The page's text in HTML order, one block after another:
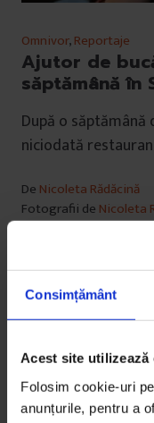
Consimțământ
Acest site utilizează
Folosim cookie-uri
anunțurile, pentru a
Omnivor,Reportaje
Ajutor de
săptămână în
După o săptămână
niciodată
De Nicoleta Rădăcină
Fotografii de Nicoleta
Timp de citire: 21 de